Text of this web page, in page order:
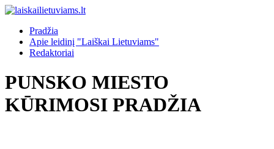
Pradžia
Apie leidinį "Laiškai Lietuviams"
Redaktoriai
PUNSKO MIESTO
KŪRIMOSI PRADŽIA